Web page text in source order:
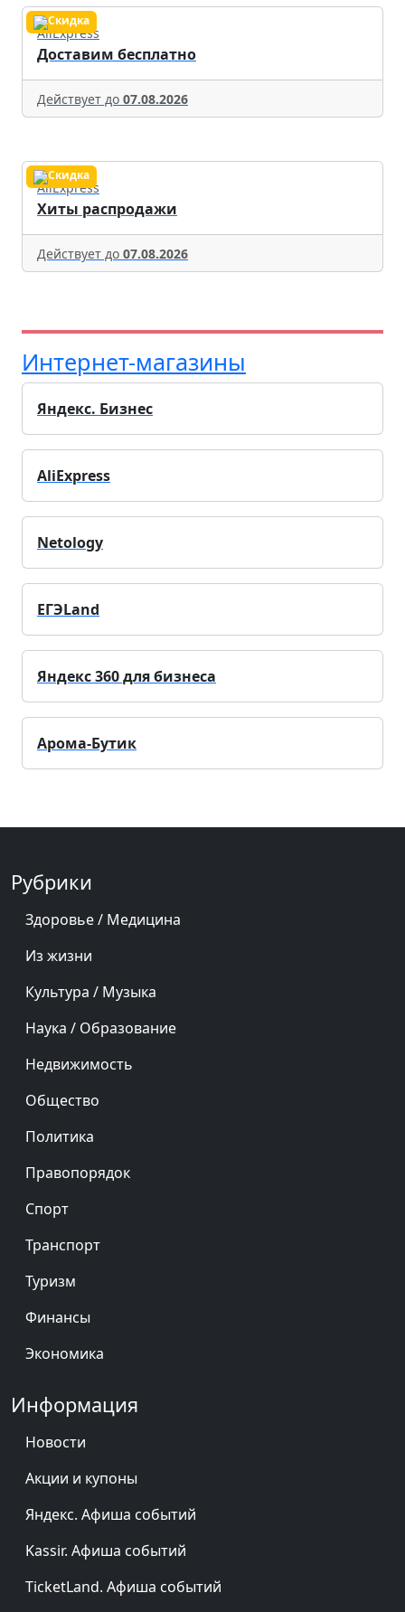
AliExpress
Доставим бесплатно
Действует до 07.08.2026
AliExpress
Хиты распродажи
Действует до 07.08.2026
Интернет-магазины
Яндекс. Бизнес
AliExpress
Netology
ЕГЭLand
Яндекс 360 для бизнеса
Арома-Бутик
Рубрики
Здоровье / Медицина
Из жизни
Культура / Музыка
Наука / Образование
Недвижимость
Общество
Политика
Правопорядок
Спорт
Транспорт
Туризм
Финансы
Экономика
Информация
Новости
Акции и купоны
Яндекс. Афиша событий
Kassir. Афиша событий
TicketLand. Афиша событий